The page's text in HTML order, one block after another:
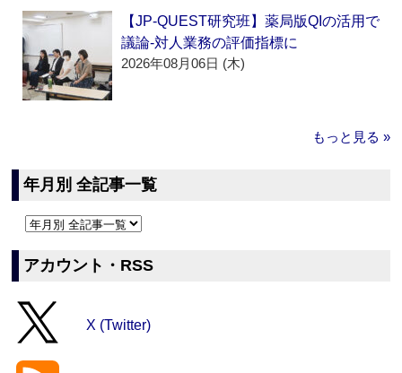
【JP-QUEST研究班】薬局版QIの活用で
議論‐対人業務の評価指標に
2026年08月06日 (木)
もっと見る »
年月別 全記事一覧
アカウント・RSS
X (Twitter)